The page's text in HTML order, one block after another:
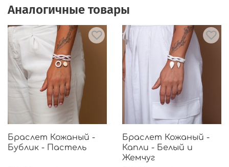
Аналогичные товары
Браслет Кожаный -
Бублик - Пастель
Браслет Кожаный -
Капли - Белый и
Жемчуг